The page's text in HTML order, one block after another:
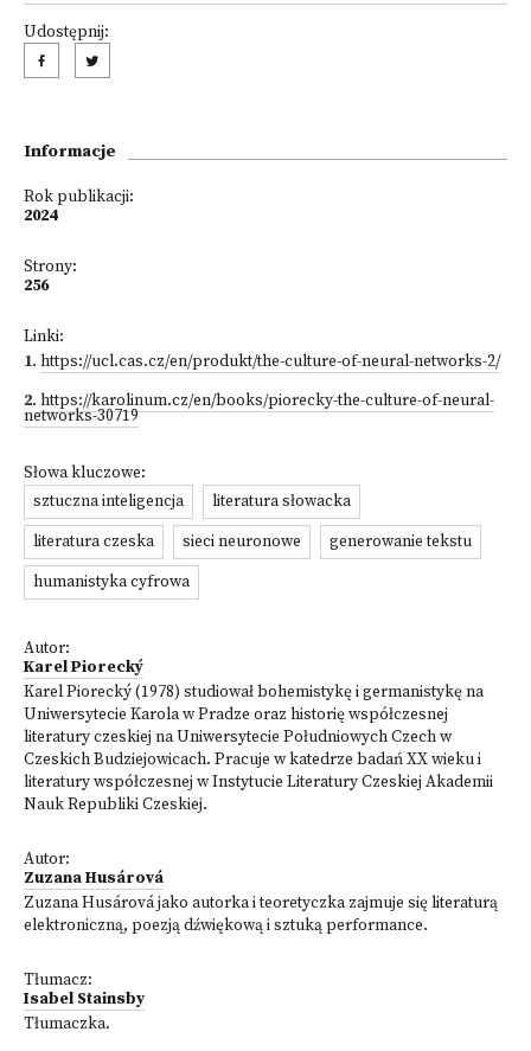
Udostępnij:
Informacje
Rok publikacji:
2024
Strony:
256
Linki:
1. https://ucl.cas.cz/en/produkt/the-culture-of-neural-networks-2/
2. https://karolinum.cz/en/books/piorecky-the-culture-of-neural-
networks-30719
Słowa kluczowe:
sztuczna inteligencja
literatura słowacka
literatura czeska
sieci neuronowe
generowanie tekstu
humanistyka cyfrowa
Autor:
Karel Piorecký
Karel Piorecký (1978) studiował bohemistykę i germanistykę na
Uniwersytecie Karola w Pradze oraz historię współczesnej
literatury czeskiej na Uniwersytecie Południowych Czech w
Czeskich Budziejowicach. Pracuje w katedrze badań XX wieku i
literatury współczesnej w Instytucie Literatury Czeskiej Akademii
Nauk Republiki Czeskiej.
Autor:
Zuzana Husárová
Zuzana Husárová jako autorka i teoretyczka zajmuje się literaturą
elektroniczną, poezją dźwiękową i sztuką performance.
Tłumacz:
Isabel Stainsby
Tłumaczka.